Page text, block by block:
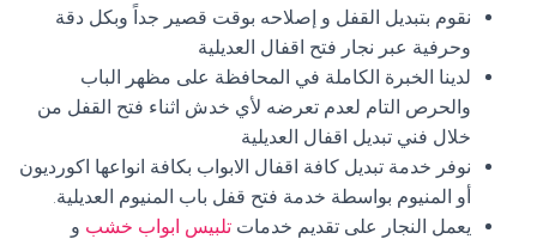
نقوم بتبديل القفل و إصلاحه بوقت قصير جداً وبكل دقة
وحرفية عبر نجار فتح اقفال العديلية
لدينا الخبرة الكاملة في المحافظة على مظهر الباب
والحرص التام لعدم تعرضه لأي خدش اثناء فتح القفل من
خلال فني تبديل اقفال العديلية
نوفر خدمة تبديل كافة اقفال الابواب بكافة انواعها اكورديون
أو المنيوم بواسطة خدمة فتح قفل باب المنيوم العديلية.
يعمل النجار على تقديم خدمات تلبيس ابواب خشب و